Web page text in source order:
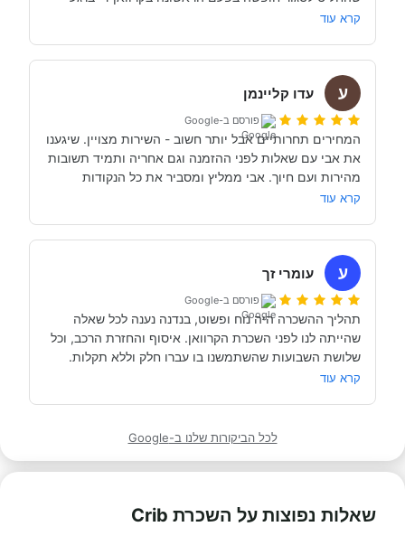
היה זמין לכל שאלה, לפני ובמהלך השהות שלנו (וכמעט ולא
השכרנו את הקרוואן בדורטמונד, בגרמניה- קיבלנו את האוטו
תודה אבי!
קרא עוד
ע עדו קליינמן
פורסם ב-Google
קרא עוד
ע עומרי זך
פורסם ב-Google
מאוד מומלץ לכל מי שרוצה לעשות חופשה בקרוואן.
קרא עוד
לכל הביקורות שלנו ב-Google
שאלות נפוצות על השכרת Crib